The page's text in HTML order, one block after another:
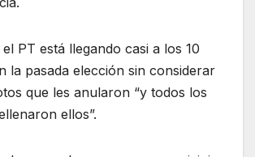
PT está llegando casi a los 10
la pasada elección sin considerar
que les anularon “y todos los
ellos”.